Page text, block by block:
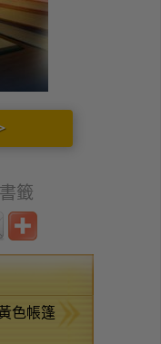
籤
色帳篷